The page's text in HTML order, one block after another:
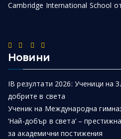
Cambridge International School
Новини
IB резултати 2026: Ученици на
добрите в света
Ученик на Международна
‘Най-добър в света’ –
за академични постижения